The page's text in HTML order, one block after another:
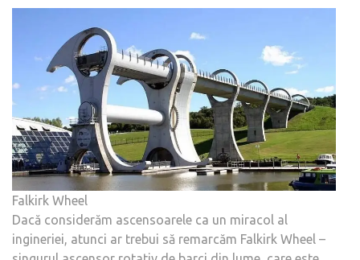
Falkirk Wheel
Dacă considerăm ascensoarele ca un miracol al
ingineriei, atunci ar trebui să remarcăm Falkirk Wheel –